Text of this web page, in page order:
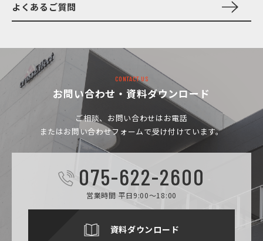
よくあるご質問
CONTACT US
お問い合わせ・資料ダウンロード
ご相談、お問い合わせはお電話
またはお問い合わせフォームで受け付けています。
075-622-2600
営業時間 平日9:00～18:00
資料ダウンロード